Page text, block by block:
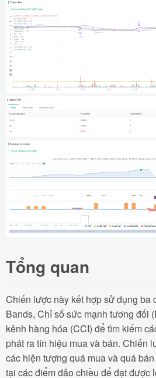
Tổng quan
Chiến lược này kết hợp sử dụng ba
Bands, Chỉ số sức mạnh tương đối
kênh hàng hóa (CCI) để tìm kiếm
phát ra tín hiệu mua và bán. Chiến
các hiện tượng quá mua và quá
tại các điểm đảo chiều để đạt được